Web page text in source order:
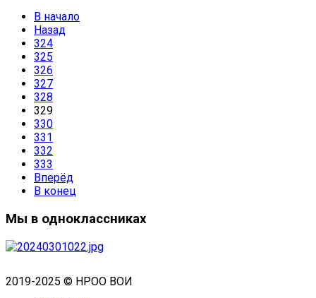
В начало
Назад
324
325
326
327
328
329
330
331
332
333
Вперёд
В конец
Мы в одноклассниках
2019-2025 © НРОО ВОИ